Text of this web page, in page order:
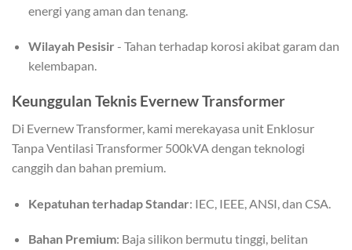
energi yang aman dan tenang.
Wilayah Pesisir - Tahan terhadap korosi akibat garam dan
kelembapan.
Keunggulan Teknis Evernew Transformer
Di Evernew Transformer, kami merekayasa unit Enklosur
Tanpa Ventilasi Transformer 500kVA dengan teknologi
canggih dan bahan premium.
Kepatuhan terhadap Standar: IEC, IEEE, ANSI, dan CSA.
Bahan Premium: Baja silikon bermutu tinggi, belitan